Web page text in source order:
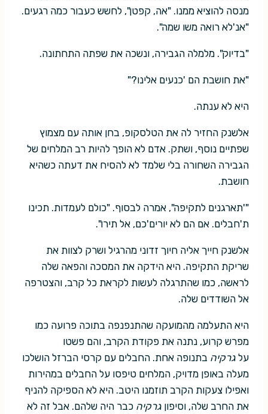
מנסה להוציא ממנו. "אה, קפטן", לחשש כעבור כמה רגעים.
"אנ'לא רואה משו שמה".
"בדיוק". מלמלה הגבירה, ונשכה את שפתה התחתונה.
"את חושבת הם 'כנעים אלינו?"
היא לא ענתה.
אלשנק החזיר לה את הטלסקופ, בחן אותה עם מצמוץ
שפתיים נוסף, ושתק. אדם לא הופך להיות רב המלחים של
הגבירה השחורה בלי שלמד לא להסיח את דעתה כשהיא
חושבת.
"'תארגנים לתקיפה", אמרה לבסוף. "כולם לעמדות. תכינו
ת'חבלים. אם הם לא יורים'כם, אל תירו".
אלשנק חייך אליה חיוך זדוני מהרגיל ושרק לצוות את
שריקת התקיפה. היא הידקה את המסכה והפאה שלה
לראשה, כמו שהתרגלה לעשות לקראת כל קרב, והצטרפה
אל השודדים שלה.
היא התעלמה מהמועקה שהתנפנפה בתוכה פרועה כמו
מפרש קרוע, נתנה את פקודת הקרב, והם פשטו
על גרקיה בתנופה אחת. החבלים עם קרסי הברזל הושלכו
מעלה באופן מדויק, המלחים טיפסו על החבלים במהירות
ואפילו צעקות הקרב תוזמנו היטב. היא לא הספיקה להניף
את החרב שלה, וסיפון גרקיה כבר היה שלהם. אבל זה לא